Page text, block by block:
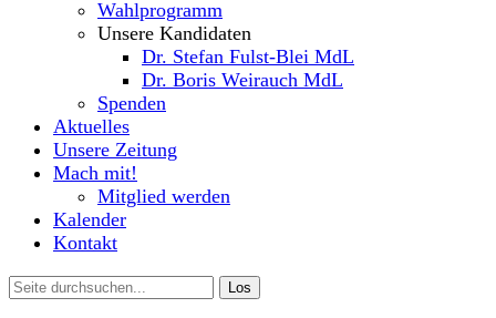
Wahlprogramm
Unsere Kandidaten
Dr. Stefan Fulst-Blei MdL
Dr. Boris Weirauch MdL
Spenden
Aktuelles
Unsere Zeitung
Mach mit!
Mitglied werden
Kalender
Kontakt